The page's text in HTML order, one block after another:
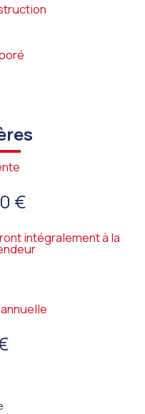
€
intégralement à la